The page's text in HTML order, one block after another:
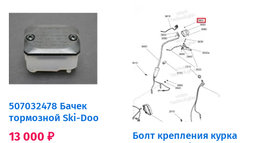
507032478 Бачек
тормозной Ski-Doo
13 000 ₽
Болт крепления курка